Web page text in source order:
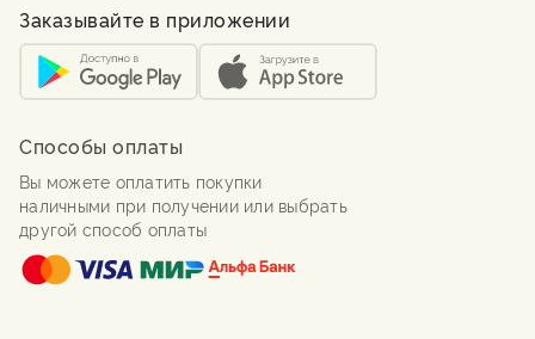
Заказывайте в приложении
Способы оплаты
Вы можете оплатить покупки
наличными при получении или выбрать
другой способ оплаты